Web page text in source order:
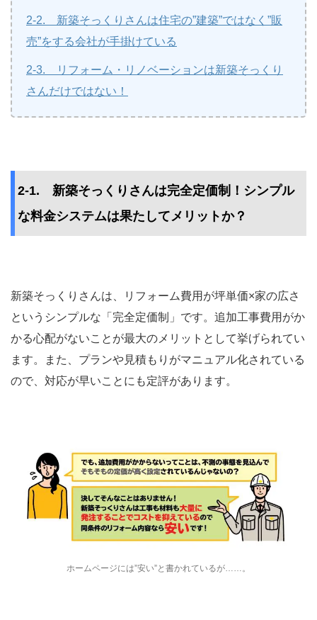
2-2. 新築そっくりさんは住宅の”建築”ではなく”販
売”をする会社が手掛けている
2-3. リフォーム・リノベーションは新築そっくり
さんだけではない！
2-1. 新築そっくりさんは完全定価制！シンプル
な料金システムは果たしてメリットか？
新築そっくりさんは、リフォーム費用が坪単価×家の広さ
というシンプルな「完全定価制」です。追加工事費用がか
かる心配がないことが最大のメリットとして挙げられてい
ます。また、プランや見積もりがマニュアル化されている
ので、対応が早いことにも定評があります。
ホームページには”安い”と書かれているが……。